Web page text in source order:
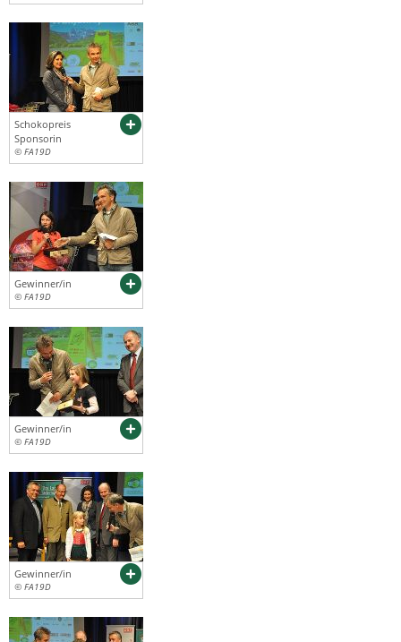
Schokopreis
Sponsorin
© FA19D
Gewinner/in
© FA19D
Gewinner/in
© FA19D
Gewinner/in
© FA19D